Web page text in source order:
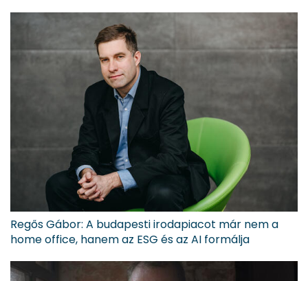
Regős Gábor: A budapesti irodapiacot már nem a
home office, hanem az ESG és az AI formálja